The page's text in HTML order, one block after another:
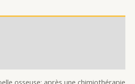
osseuse: après une chimiothérapie